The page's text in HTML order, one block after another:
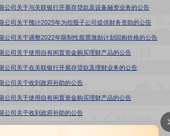
公司关于与关联银行开展存贷款及设备融资业务的公告
公司关于预计2025年为控股子公司提供财务资助的公告
公司关于调整2022年限制性股票激励计划回购价格的公告
公司关于使用自有闲置资金购买理财产品的公告
公司关于在关联银行开展存贷款及理财业务的公告
公司关于收到政府补助的公告
公司关于使用自有闲置资金购买理财产品的公告
公司关于收到政府补助的公告
公司关于在关联银行开展存贷款及理财业务的公告